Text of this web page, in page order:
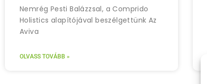
Nemrég Pesti Balázzsal, a Comprido
Holistics alapítójával beszélgettünk Az
Aviva
OLVASS TOVÁBB »